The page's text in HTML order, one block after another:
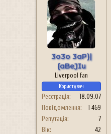
3o3o 3aP}|
{aBeJIu
Liverpool fan
Користувач
Реєстрація
18.09.07
Повідомлення
1 469
Репутація
7
Вік
42